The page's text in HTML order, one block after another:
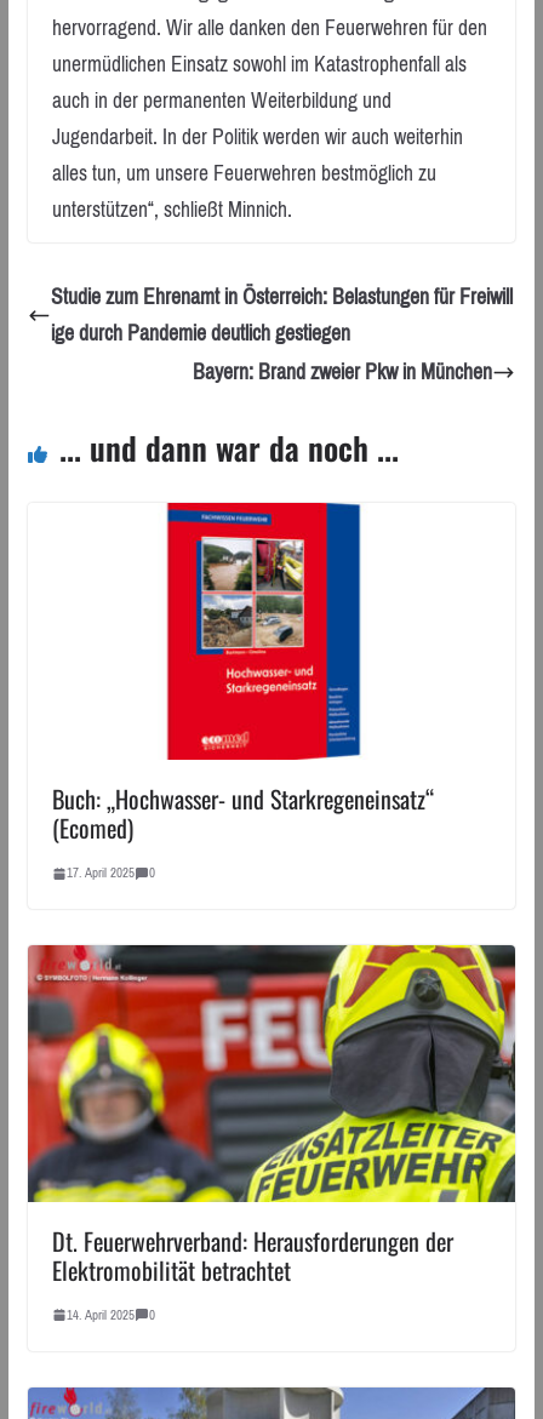
hervorragend. Wir alle danken den Feuerwehren für den
unermüdlichen Einsatz sowohl im Katastrophenfall als
auch in der permanenten Weiterbildung und
Jugendarbeit. In der Politik werden wir auch weiterhin
alles tun, um unsere Feuerwehren bestmöglich zu
unterstützen“, schließt Minnich.
Studie zum Ehrenamt in Österreich: Belastungen für Freiwill
ige durch Pandemie deutlich gestiegen
Bayern: Brand zweier Pkw in München
... und dann war da noch ...
Buch: „Hochwasser- und Starkregeneinsatz“
(Ecomed)
17. April 2025 0
Dt. Feuerwehrverband: Herausforderungen der
Elektromobilität betrachtet
14. April 2025 0